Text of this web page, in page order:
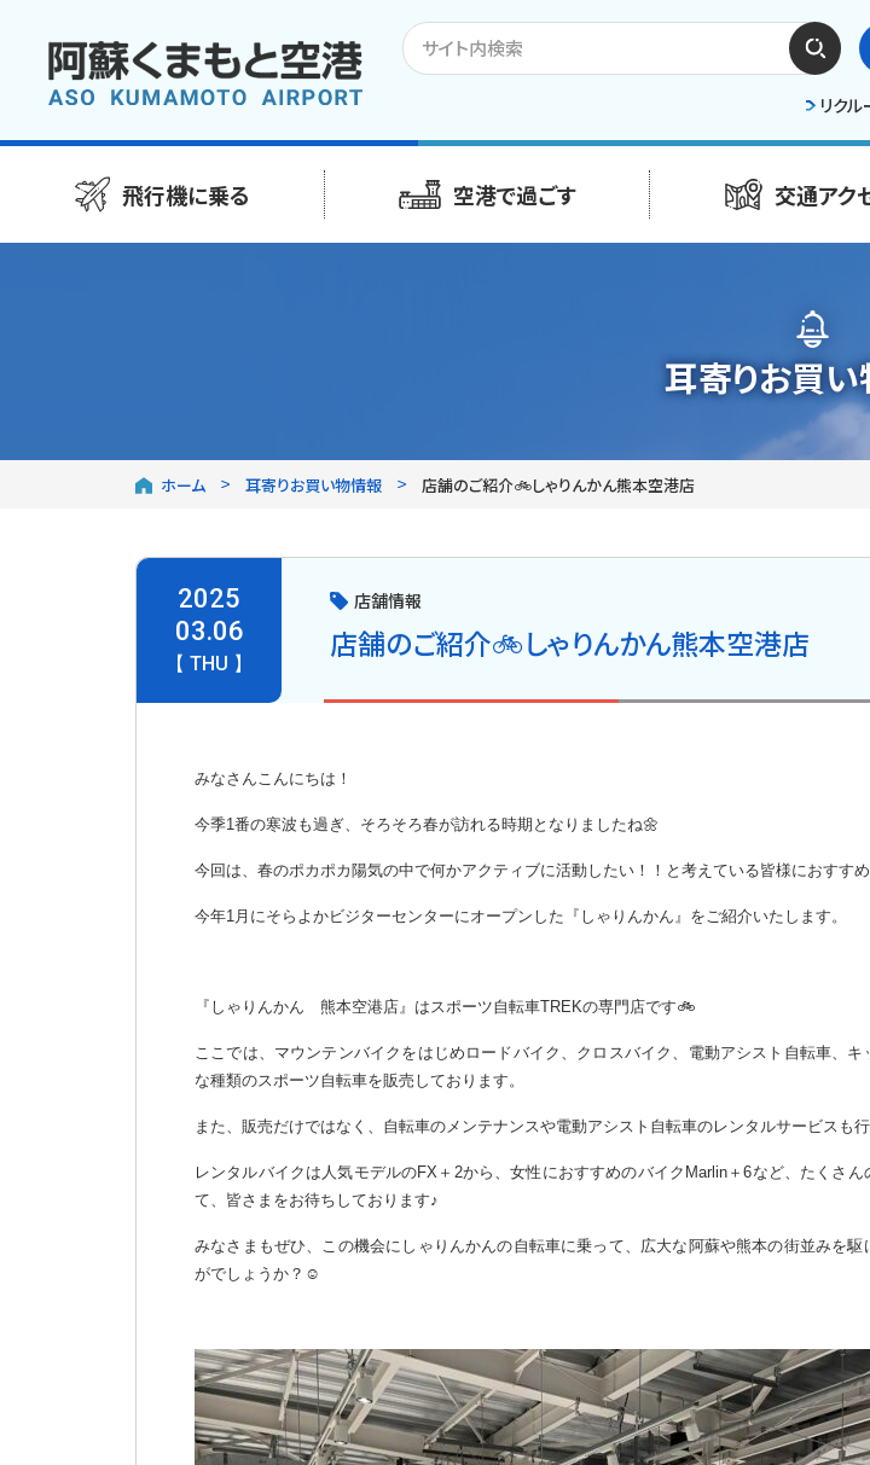
検索
する
リクル
飛行機に乗る 空港で過ごす 交通アク
耳寄りお買
ホーム 耳寄りお買い物情報 店舗のご紹介🚲しゃりんかん熊本空港店
2025
03.06
【 THU 】
店舗情報
店舗のご紹介🚲しゃりんかん熊本空港店
みなさんこんにちは！
今季1番の寒波も過ぎ、そろそろ春が訪れる時期となりましたね🌼
今回は、春のポカポカ陽気の中で何かアクティブに活動したい！！と考えている皆様におすすめ
今年1月にそらよかビジターセンターにオープンした『しゃりんかん』をご紹介いたします。
『しゃりんかん 熊本空港店』はスポーツ自転車TREKの専門店です🚲
ここでは、マウンテンバイクをはじめロードバイク、クロスバイク、電動アシスト自転車、キ
な種類のスポーツ自転車を販売しております。
また、販売だけではなく、自転車のメンテナンスや電動アシスト自転車のレンタルサービスも
レンタルバイクは人気モデルのFX＋2から、女性におすすめのバイクMarlin＋6など、たくさん
て、皆さまをお待ちしております♪
みなさまもぜひ、この機会にしゃりんかんの自転車に乗って、広大な阿蘇や熊本の街並みを駆
がでしょうか？☺